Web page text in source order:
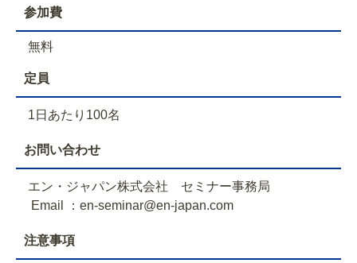
参加費
無料
定員
1日あたり100名
お問い合わせ
エン・ジャパン株式会社 セミナー事務局
Email ：en-seminar@en-japan.com
注意事項